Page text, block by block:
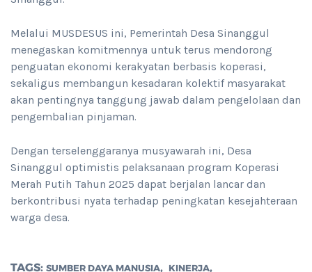
Melalui MUSDESUS ini, Pemerintah Desa Sinanggul
menegaskan komitmennya untuk terus mendorong
penguatan ekonomi kerakyatan berbasis koperasi,
sekaligus membangun kesadaran kolektif masyarakat
akan pentingnya tanggung jawab dalam pengelolaan dan
pengembalian pinjaman.
Dengan terselenggaranya musyawarah ini, Desa
Sinanggul optimistis pelaksanaan program Koperasi
Merah Putih Tahun 2025 dapat berjalan lancar dan
berkontribusi nyata terhadap peningkatan kesejahteraan
warga desa.
TAGS: SUMBER DAYA MANUSIA, KINERJA,